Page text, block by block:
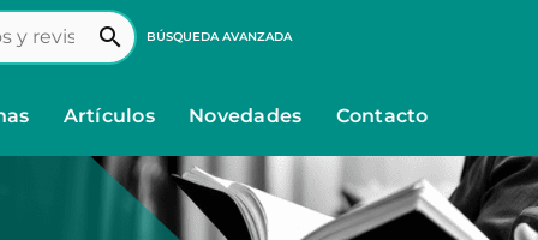
search BÚSQUEDA AVANZADA
Artículos Novedades Contacto